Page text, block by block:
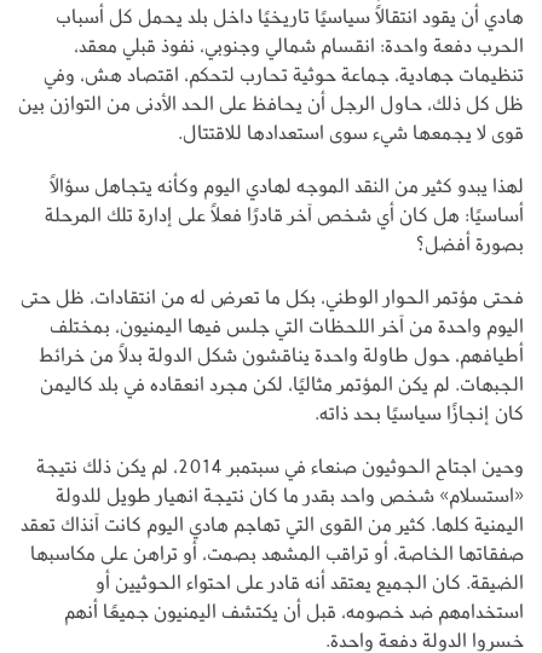
هادي أن يقود انتقالًا سياسيًا تاريخيًا داخل بلد يحمل كل أسباب
الحرب دفعة واحدة: انقسام شمالي وجنوبي، نفوذ قبلي معقد،
تنظيمات جهادية، جماعة حوثية تحارب لتحكم، اقتصاد هش، وفي
ظل كل ذلك، حاول الرجل أن يحافظ على الحد الأدنى من التوازن بين
قوى لا يجمعها شيء سوى استعدادها للاقتتال.
لهذا يبدو كثير من النقد الموجه لهادي اليوم وكأنه يتجاهل سؤالًا
أساسيًا: هل كان أي شخص آخر قادرًا فعلًا على إدارة تلك المرحلة
بصورة أفضل؟
فحتى مؤتمر الحوار الوطني، بكل ما تعرض له من انتقادات، ظل حتى
اليوم واحدة من آخر اللحظات التي جلس فيها اليمنيون، بمختلف
أطيافهم، حول طاولة واحدة يناقشون شكل الدولة بدلًا من خرائط
الجبهات. لم يكن المؤتمر مثاليًا، لكن مجرد انعقاده في بلد كاليمن
كان إنجازًا سياسيًا بحد ذاته.
وحين اجتاح الحوثيون صنعاء في سبتمبر 2014، لم يكن ذلك نتيجة
«استسلام» شخص واحد بقدر ما كان نتيجة انهيار طويل للدولة
اليمنية كلها. كثير من القوى التي تهاجم هادي اليوم كانت آنذاك تعقد
صفقاتها الخاصة، أو تراقب المشهد بصمت، أو تراهن على مكاسبها
الضيقة. كان الجميع يعتقد أنه قادر على احتواء الحوثيين أو
استخدامهم ضد خصومه، قبل أن يكتشف اليمنيون جميعًا أنهم
خسروا الدولة دفعة واحدة.